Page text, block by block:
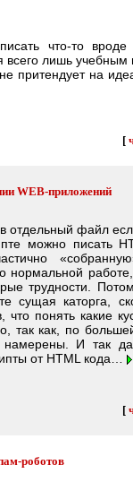
что-то вроде
всего лишь
притендует на
[
WEB-приложений
отдельный файл
можно писать
нормальной
трудности.
сущая каторга,
понять какие
так как, по
намерены. И так
от HTML кода…
[
роботов